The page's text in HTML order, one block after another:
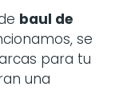
baul de
se
para tu
una